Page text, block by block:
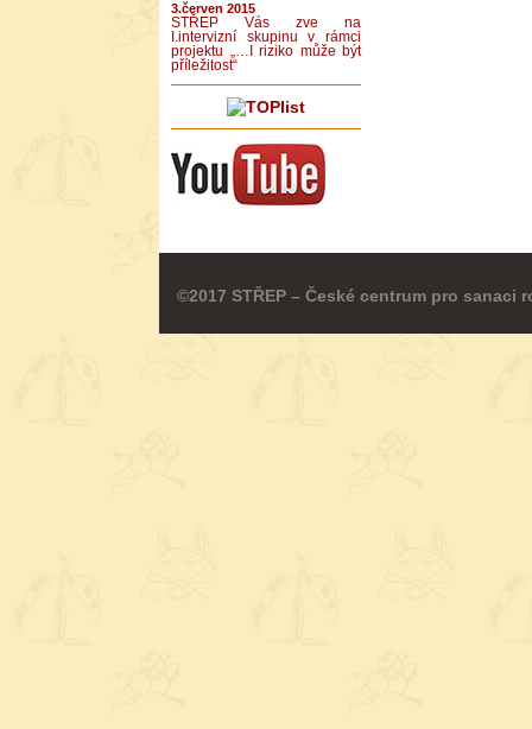
3.červen 2015
STŘEP Vás zve na
I.intervizní skupinu v rámci
projektu „…I riziko může být
příležitost“
©2017 STŘEP – České centrum pro sanaci